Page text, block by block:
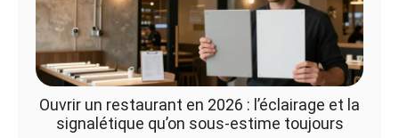
Ouvrir un restaurant en 2026 : l’éclairage et la
signalétique qu’on sous-estime toujours